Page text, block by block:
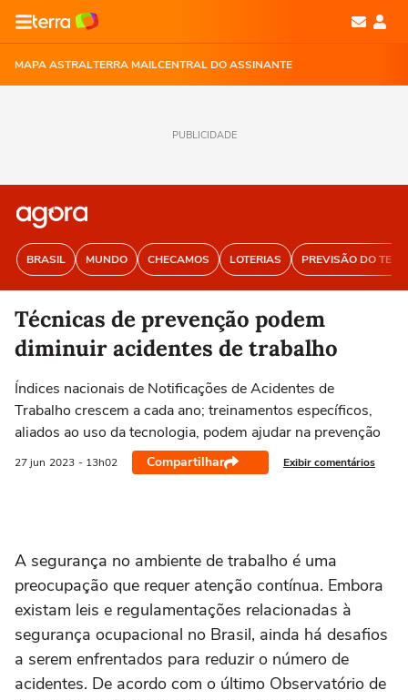
MAPA ASTRALTERRA MAILCENTRAL DO ASSINANTE
PUBLICIDADE
BRASIL MUNDO CHECAMOS LOTERIAS PREVISÃO DO
Técnicas de prevenção podem
diminuir acidentes de trabalho
Índices nacionais de Notificações de Acidentes de
Trabalho crescem a cada ano; treinamentos específicos,
aliados ao uso da tecnologia, podem ajudar na prevenção
27 jun 2023 - 13h02 Compartilhar Exibir comentários
A segurança no ambiente de trabalho é uma
preocupação que requer atenção contínua. Embora
existam leis e regulamentações relacionadas à
segurança ocupacional no Brasil, ainda há desafios
a serem enfrentados para reduzir o número de
acidentes. De acordo com o último Observatório de